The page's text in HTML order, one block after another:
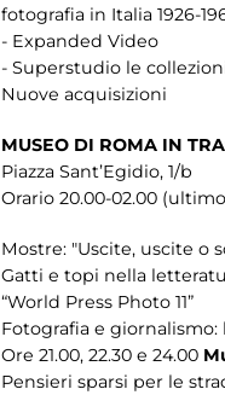
fotografia in Italia 1926-
- Expanded Video
- Superstudio le
Nuove acquisizioni
MUSEO DI ROMA IN
Piazza Sant’Egidio, 1/b
Orario 20.00-02.00
Mostre: "Uscite, uscite o
Gatti e topi nella
“World Press Photo 11”
Fotografia e
Ore 21.00, 22.30 e 24.00
Pensieri sparsi per le